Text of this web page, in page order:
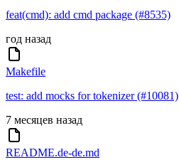
feat(cmd): add cmd package (#8535)
год назад
Makefile
test: add mocks for tokenizer (#10081)
7 месяцев назад
README.de-de.md